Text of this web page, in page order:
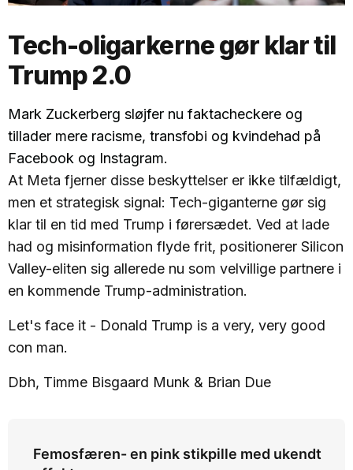
Tech-oligarkerne gør klar til
Trump 2.0
Mark Zuckerberg sløjfer nu faktacheckere og
tillader mere racisme, transfobi og kvindehad på
Facebook og Instagram.
At Meta fjerner disse beskyttelser er ikke tilfældigt,
men et strategisk signal: Tech-giganterne gør sig
klar til en tid med Trump i førersædet. Ved at lade
had og misinformation flyde frit, positionerer Silicon
Valley-eliten sig allerede nu som velvillige partnere i
en kommende Trump-administration.
Let's face it - Donald Trump is a very, very good
con man.
Dbh, Timme Bisgaard Munk & Brian Due
Femosfæren- en pink stikpille med ukendt